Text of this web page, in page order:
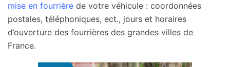
mise en fourrière de votre véhicule : coordonnées
postales, téléphoniques, ect., jours et horaires
d’ouverture des fourrières des grandes villes de
France.